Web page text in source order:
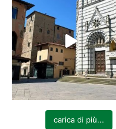
carica di più...